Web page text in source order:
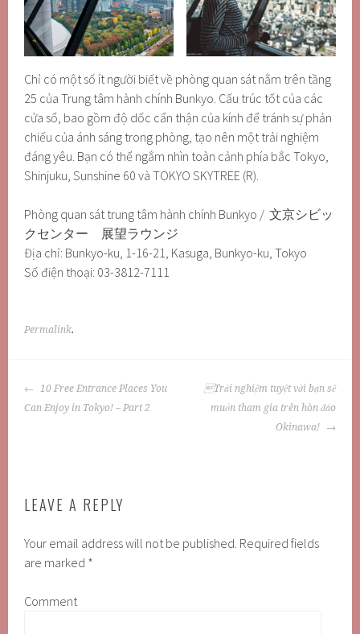
Chỉ có một số ít người biết về phòng quan sát nằm trên tầng
25 của Trung tâm hành chính Bunkyo. Cấu trúc tốt của các
cửa sổ, bao gồm độ dốc cẩn thận của kính để tránh sự phản
chiếu của ánh sáng trong phòng, tạo nên một trải nghiệm
đáng yêu. Bạn có thể ngắm nhìn toàn cảnh phía bắc Tokyo,
Shinjuku, Sunshine 60 và TOKYO SKYTREE (R).
Phòng quan sát trung tâm hành chính Bunkyo / 文京シビッ
クセンター 展望ラウンジ
Địa chỉ: Bunkyo-ku, 1-16-21, Kasuga, Bunkyo-ku, Tokyo
Số điện thoại: 03-3812-7111
Permalink.
POST
NAVIGATION
10 Free Entrance Places You
Can Enjoy in Tokyo! – Part 2
Trải nghiệm tuyệt vời bạn sẽ
muốn tham gia trên hòn đảo
Okinawa!
LEAVE A REPLY
Your email address will not be published. Required fields
are marked *
Comment